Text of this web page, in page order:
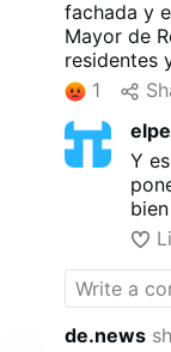
avant le
fachada y
Mayor de
residentes
carta de
criticando
de la
durante
los
ingresos
de
1
Y
de.news